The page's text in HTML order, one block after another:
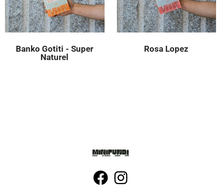
Banko Gotiti - Super
Naturel
Rosa Lopez